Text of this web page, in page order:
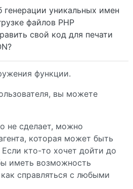
уникальных имен
файлов PHP
свой код для печати
функции.
вы можете
не сделает, можно
которая может быть
кто-то хочет дойти до
иметь возможность
справляться с любыми